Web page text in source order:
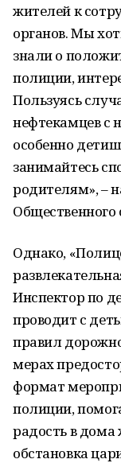
жителей к
органов. Мы
знали о
полиции,
Пользуясь
нефтекамцев
особенно
занимайтесь
родителям», –
Однако,
Инспектор по
проводит с
правил
мерах
формат
полиции,
радость в дома
обстановка